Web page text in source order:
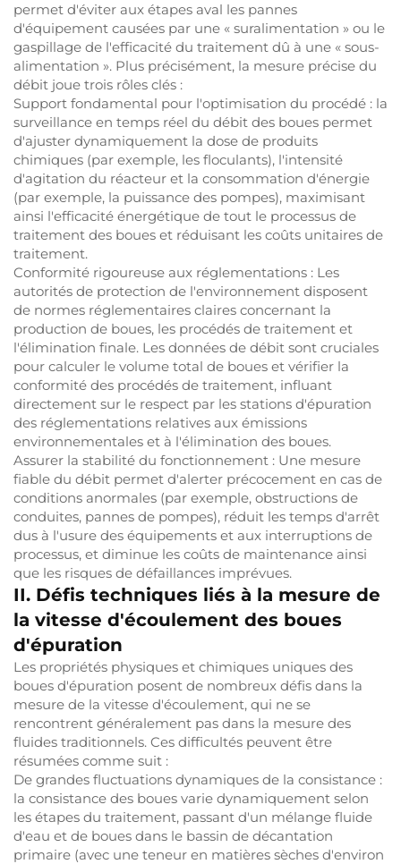
permet d'éviter aux étapes aval les pannes
d'équipement causées par une « suralimentation » ou le
gaspillage de l'efficacité du traitement dû à une « sous-
alimentation ». Plus précisément, la mesure précise du
débit joue trois rôles clés :
Support fondamental pour l'optimisation du procédé : la
surveillance en temps réel du débit des boues permet
d'ajuster dynamiquement la dose de produits
chimiques (par exemple, les floculants), l'intensité
d'agitation du réacteur et la consommation d'énergie
(par exemple, la puissance des pompes), maximisant
ainsi l'efficacité énergétique de tout le processus de
traitement des boues et réduisant les coûts unitaires de
traitement.
Conformité rigoureuse aux réglementations : Les
autorités de protection de l'environnement disposent
de normes réglementaires claires concernant la
production de boues, les procédés de traitement et
l'élimination finale. Les données de débit sont cruciales
pour calculer le volume total de boues et vérifier la
conformité des procédés de traitement, influant
directement sur le respect par les stations d'épuration
des réglementations relatives aux émissions
environnementales et à l'élimination des boues.
Assurer la stabilité du fonctionnement : Une mesure
fiable du débit permet d'alerter précocement en cas de
conditions anormales (par exemple, obstructions de
conduites, pannes de pompes), réduit les temps d'arrêt
dus à l'usure des équipements et aux interruptions de
processus, et diminue les coûts de maintenance ainsi
que les risques de défaillances imprévues.
II. Défis techniques liés à la mesure de
la vitesse d'écoulement des boues
d'épuration
Les propriétés physiques et chimiques uniques des
boues d'épuration posent de nombreux défis dans la
mesure de la vitesse d'écoulement, qui ne se
rencontrent généralement pas dans la mesure des
fluides traditionnels. Ces difficultés peuvent être
résumées comme suit :
De grandes fluctuations dynamiques de la consistance :
la consistance des boues varie dynamiquement selon
les étapes du traitement, passant d'un mélange fluide
d'eau et de boues dans le bassin de décantation
primaire (avec une teneur en matières sèches d'environ